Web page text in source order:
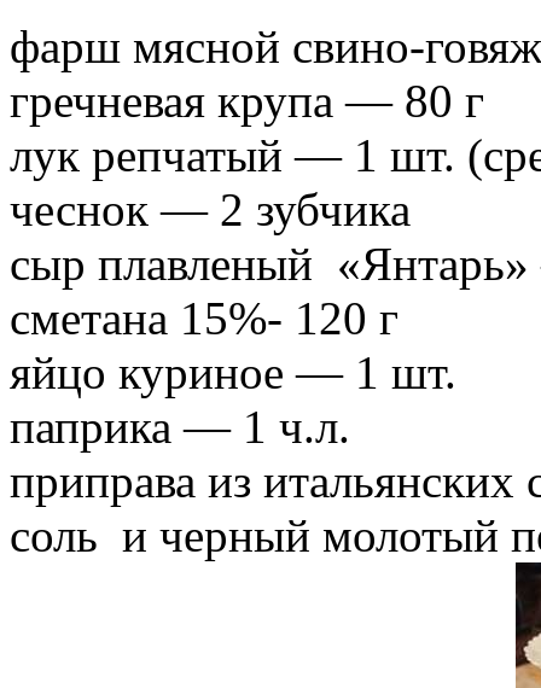
фарш мясной свино-
гречневая крупа — 80 г
лук репчатый — 1 шт.
чеснок — 2 зубчика
сыр плавленый
сметана 15%- 120 г
яйцо куриное — 1 шт.
паприка — 1 ч.л.
приправа из
соль и черный молотый